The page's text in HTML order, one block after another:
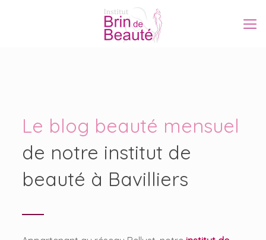
Le blog beauté mensuel
de notre institut de
beauté à Bavilliers